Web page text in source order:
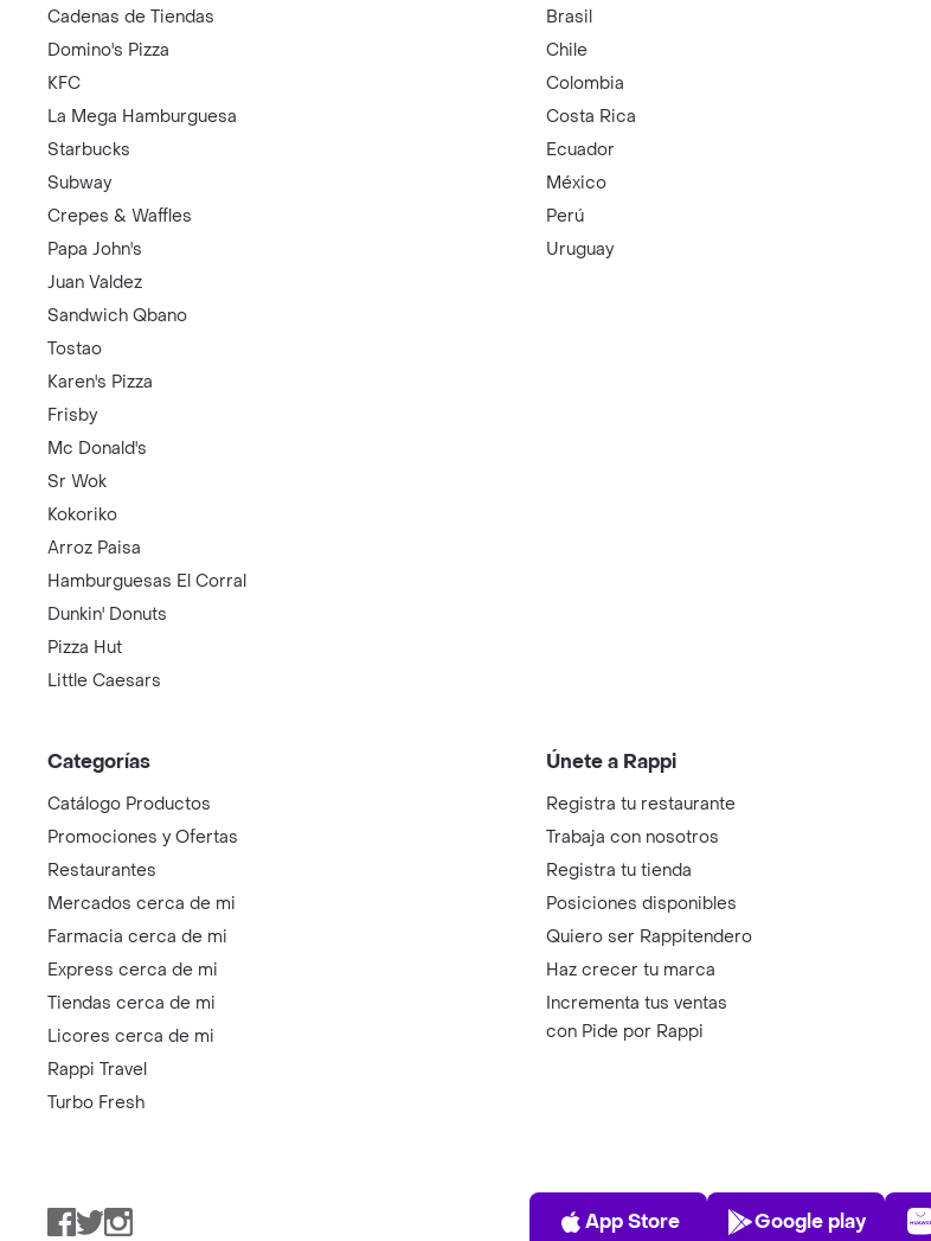
Cadenas de Tiendas
Domino's Pizza
KFC
La Mega Hamburguesa
Starbucks
Subway
Crepes & Waffles
Papa John's
Juan Valdez
Sandwich Qbano
Tostao
Karen's Pizza
Frisby
Mc Donald's
Sr Wok
Kokoriko
Arroz Paisa
Hamburguesas El Corral
Dunkin' Donuts
Pizza Hut
Little Caesars
Brasil
Chile
Colombia
Costa Rica
Ecuador
México
Perú
Uruguay
Categorías
Catálogo Productos
Promociones y Ofertas
Restaurantes
Mercados cerca de mi
Farmacia cerca de mi
Express cerca de mi
Tiendas cerca de mi
Licores cerca de mi
Rappi Travel
Turbo Fresh
Únete a Rappi
Registra tu restaurante
Trabaja con nosotros
Registra tu tienda
Posiciones disponibles
Quiero ser Rappitendero
Haz crecer tu marca
Incrementa tus ventas
con Pide por Rappi
Facebook
TwitterInstagram
App Store
App Store
Play Store
Google play